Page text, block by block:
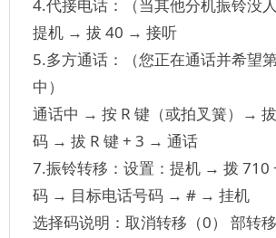
4.代接电话：（当其他分机振铃没人
提机 → 拔 40 → 接听
5.多方通话：（您正在通话并希望
中）
通话中 → 按 R 键（或拍叉簧）→
码 → 拔 R 键 + 3 → 通话
7.振铃转移：设置：提机 → 拨 710
码 → 目标电话号码 → # → 挂机
选择码说明：取消转移（0） 部转